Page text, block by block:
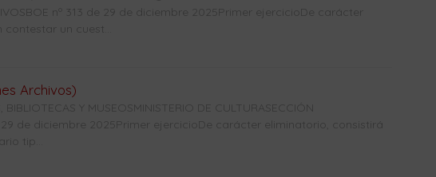
nº 313 de 29 de diciembre 2025Primer ejercicioDe carácter
un cuest...
Archivos)
Y MUSEOSMINISTERIO DE CULTURASECCIÓN
29 de diciembre 2025Primer ejercicioDe carácter eliminatorio, consistirá
tip...